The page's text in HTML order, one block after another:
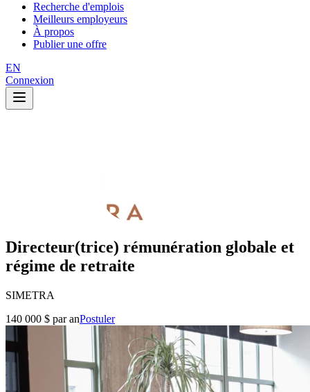
Recherche d'emplois
Meilleurs employeurs
À propos
Publier une offre
EN
Connexion
Directeur(trice) rémunération globale et
régime de retraite
SIMETRA
140 000 $ par anPostuler